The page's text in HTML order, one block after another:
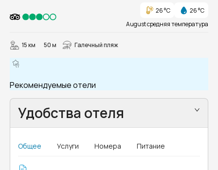
26 °C
26 °C
August средняя температура
15 км 50 м Галечный пляж
Рекомендуемые отели
Удобства отеля
Общее Услуги Номера Питание